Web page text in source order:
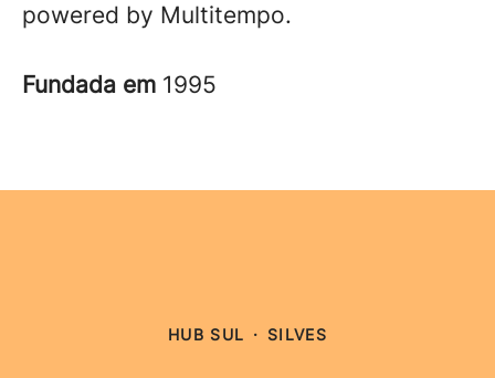
powered by Multitempo.
Fundada em 1995
HUB SUL · SILVES